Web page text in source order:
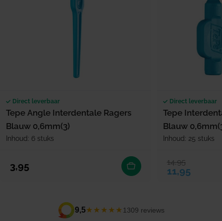
Direct leverbaar
Tepe Angle Interdentale Ragers
Blauw 0,6mm(3)
Inhoud: 6 stuks
Normale prijs
3,95
Direct leverbaar
Tepe
Blauw
Inhoud: 25 stuks
Verkoopprijs
11,95
Normale prijs
14,95
9,5★★★★★ 1309 reviews